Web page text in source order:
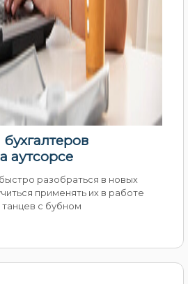
аутсорсе
разобраться в новых
применять их в работе
танцев с бубном